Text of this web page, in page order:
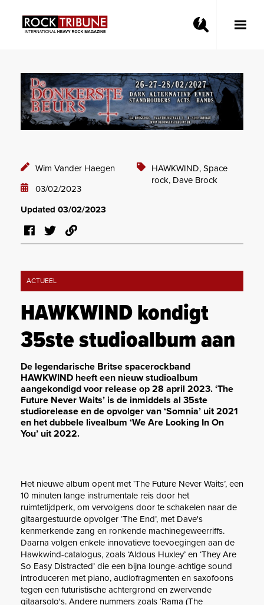
Toggle
Wim Vander Haegen
03/02/2023
HAWKWIND, Space
rock, Dave Brock
Updated 03/02/2023
ACTUEEL
HAWKWIND kondigt
35ste studioalbum aan
De legendarische Britse spacerockband
HAWKWIND heeft een nieuw studioalbum
aangekondigd voor release op 28 april 2023. ‘The
Future Never Waits’ is de inmiddels al 35ste
studiorelease en de opvolger van ‘Somnia’ uit 2021
en het dubbele livealbum ‘We Are Looking In On
You’ uit 2022.
Het nieuwe album opent met ‘The Future Never Waits’, een
10 minuten lange instrumentale reis door het
ruimtetijdperk, om vervolgens door te schakelen naar de
gitaargestuurde opvolger ‘The End’, met Dave's
kenmerkende zang en ronkende machinegeweerriffs.
Daarna volgen enkele innovatieve toevoegingen aan de
Hawkwind-catalogus, zoals ‘Aldous Huxley’ en ‘They Are
So Easy Distracted’ die een bijna lounge-achtige sound
introduceren met piano, audiofragmenten en saxofoons
tegen een futuristische achtergrond en zwervende
gitaarsolo's. Andere nummers zoals ‘Rama (The